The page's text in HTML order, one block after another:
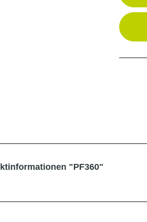
"PF360"